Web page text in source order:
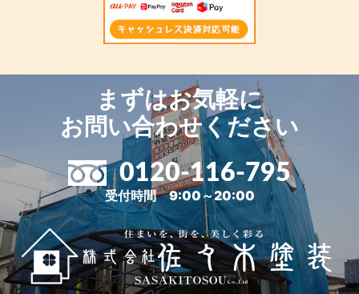
まずはお気軽に
お問い合わせください
0120-116-795
受付時間 9:00～20:00